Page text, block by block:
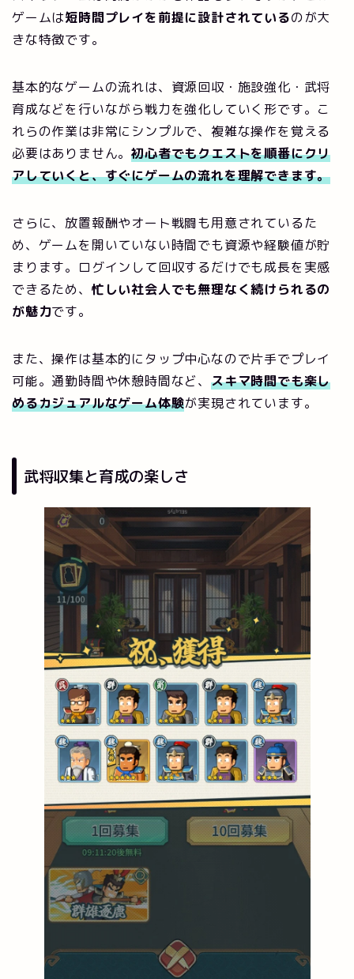
ゲームは短時間プレイを前提に設計されているのが大
きな特徴です。
基本的なゲームの流れは、資源回収・施設強化・武将
育成などを行いながら戦力を強化していく形です。こ
れらの作業は非常にシンプルで、複雑な操作を覚える
必要はありません。初心者でもクエストを順番にクリ
アしていくと、すぐにゲームの流れを理解できます。
さらに、放置報酬やオート戦闘も用意されているた
め、ゲームを開いていない時間でも資源や経験値が貯
まります。ログインして回収するだけでも成長を実感
できるため、 忙しい社会人でも無理なく続けられるの
が魅力です。
また、操作は基本的にタップ中心なので片手でプレイ
可能。通勤時間や休憩時間など、 スキマ時間でも楽し
めるカジュアルなゲーム体験が実現されています。
武将収集と育成の楽しさ